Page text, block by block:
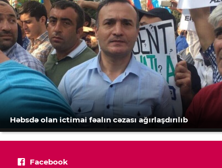
Həbsdə olan ictimai fəalın cəzası ağırlaşdırılıb
Facebook